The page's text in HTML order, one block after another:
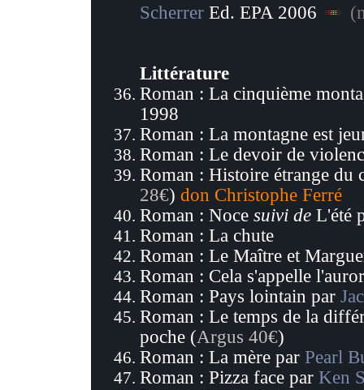
ScherrerEd. EPA 2006
Littérature
Roman : La cinquième
1998
Roman : La montagne est
Roman : Le devoir de
Roman : Histoire étrange du
28€) don Christophe Ferré
Roman : Noce suivi deL'été
Roman : La chute
Roman : Le Maître et
Roman : Cela s'appelle
Roman : Pays lointain par
Roman : Le temps de la
poche (Argus 40€)
Roman : La mère par Pearl
Roman : Pizza face par Ken